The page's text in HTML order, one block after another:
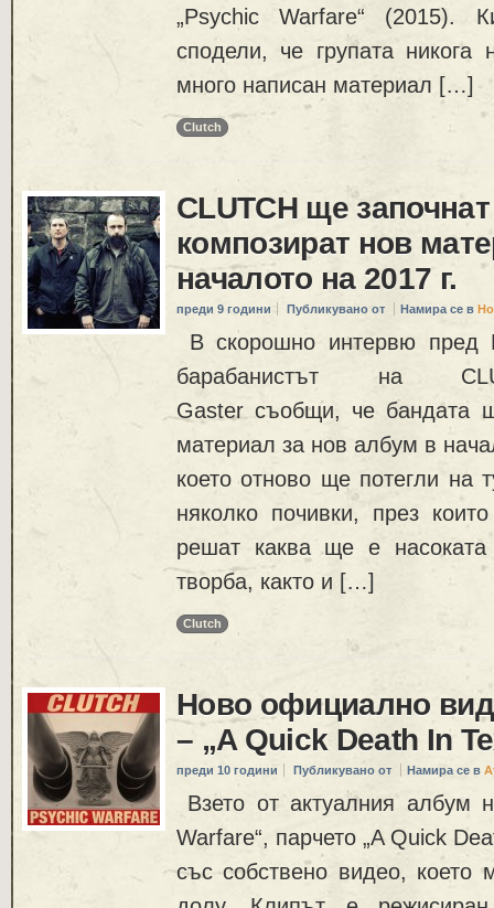
„Psychic Warfare“ (2015).
сподели, че групата
много написан материал […]
Clutch
CLUTCH ще
композират нов
началото на 2017 г.
преди 9 години Публикувано от Намира се в
В скорошно интервю пред
барабанистът на
Gaster съобщи, че бандата
материал за нов албум в
което отново ще потегли на
няколко почивки, през
решат каква ще е
творба, както и […]
Clutch
Ново официално
– „A Quick Death In
преди 10 години Публикувано от Намира се в
Взето от актуалния албум
Warfare“, парчето „A Quick
със собствено видео, което